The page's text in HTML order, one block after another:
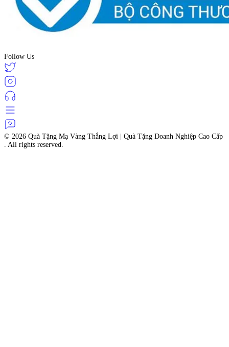
Follow Us
© 2026 Quà Tặng Mạ Vàng Thắng Lợi | Quà Tặng Doanh Nghiệp Cao Cấp
. All rights reserved.